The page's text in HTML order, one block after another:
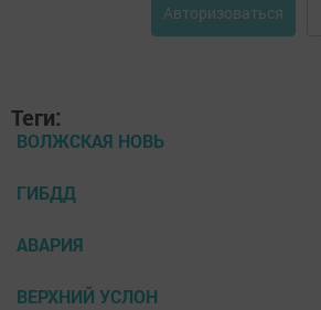
Авторизоваться
Теги:
ВОЛЖСКАЯ НОВЬ
ГИБДД
АВАРИЯ
ВЕРХНИЙ УСЛОН